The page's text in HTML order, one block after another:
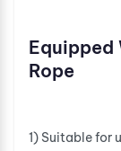
Equipped
Rope
1) Suitable for